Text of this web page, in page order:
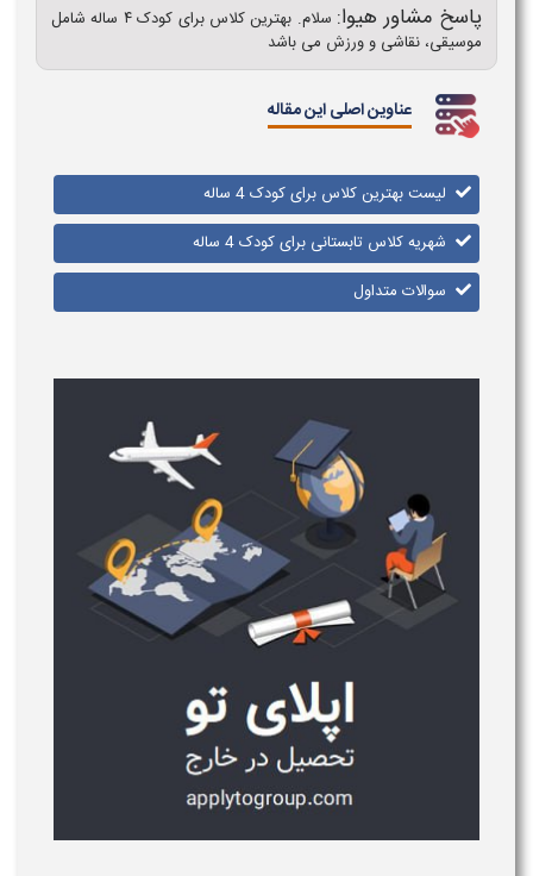
پاسخ مشاور هیوا:
سلام. بهترین کلاس برای کودک ۴ ساله شامل
موسیقی، نقاشی و ورزش می باشد
عناوین اصلی این مقاله
لیست بهترین کلاس برای کودک 4 ساله
شهریه کلاس تابستانی برای کودک 4 ساله
سوالات متداول